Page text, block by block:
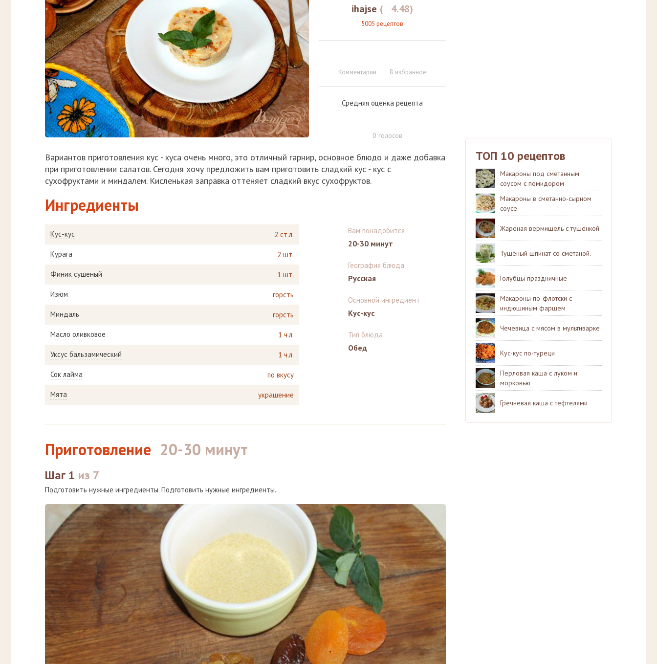
ihajse ( 4.48)
5005 рецептов
Комментарии В избранное
Средняя оценка рецепта
0 голосов
Вариантов приготовления кус - куса очень много, это отличный гарнир, основное блюдо и даже добавка
при приготовлении салатов. Сегодня хочу предложить вам приготовить сладкий кус - кус с
сухофруктами и миндалем. Кисленькая заправка оттеняет сладкий вкус сухофруктов.
Ингредиенты
Кус-кус 2 ст.л.
Курага 2 шт.
Финик сушеный 1 шт.
Изюм горсть
Миндаль горсть
Масло оливковое 1 ч.л.
Уксус бальзамический 1 ч.л.
Сок лайма по вкусу
Мята украшение
Вам понадобится
20-30 минут
География блюда
Русская
Основной ингредиент
Кус-кус
Тип блюда
Обед
Приготовление 20-30 минут
Шаг 1 из 7
Подготовить нужные ингредиенты. Подготовить нужные ингредиенты.
ТОП 10 рецептов
Макароны под сметанным
соусом с помидором
Макароны в сметанно-сырном
соусе
Жареная вермишель с тушёнкой
Тушёный шпинат со сметаной.
Голубцы праздничные
Макароны по-флотски с
индюшиным фаршем
Чечевица с мясом в мультиварке
Кус-кус по-туреци
Перловая каша с луком и
морковью
Гречневая каша с тефтелями